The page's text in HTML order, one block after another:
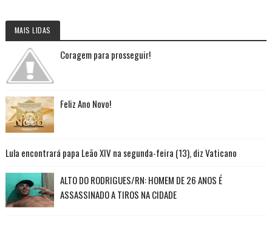
MAIS LIDAS
Coragem para prosseguir!
Feliz Ano Novo!
Lula encontrará papa Leão XIV na segunda-feira (13), diz Vaticano
ALTO DO RODRIGUES/RN: HOMEM DE 26 ANOS É
ASSASSINADO A TIROS NA CIDADE